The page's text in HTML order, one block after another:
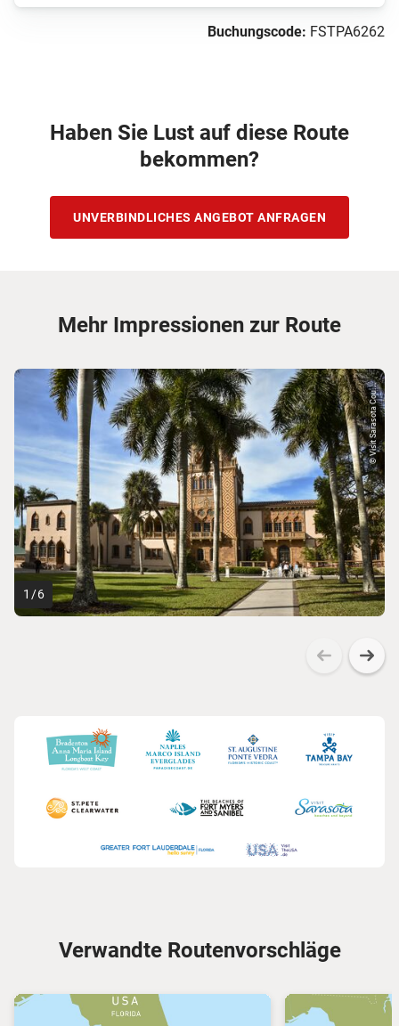
Buchungscode: FSTPA6262
Haben Sie Lust auf diese Route
bekommen?
UNVERBINDLICHES ANGEBOT ANFRAGEN
Mehr Impressionen zur Route
© Visit Sarasota Cou...
1 /6
Verwandte Routenvorschläge